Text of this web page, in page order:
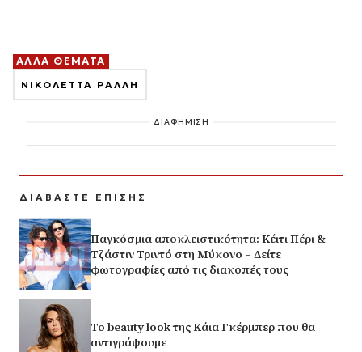
ΑΛΛΑ ΘΕΜΑΤΑ
ΝΙΚΟΛΕΤΤΑ ΡΑΛΛΗ
ΔΙΑΦΗΜΙΣΗ
ΔΙΑΒΑΣΤΕ ΕΠΙΣΗΣ
Παγκόσμια αποκλειστικότητα: Κέιτι Πέρι &
Τζάστιν Τριντό στη Μύκονο – Δείτε
φωτογραφίες από τις διακοπές τους
Το beauty look της Κάια Γκέρμπερ που θα
αντιγράψουμε